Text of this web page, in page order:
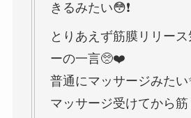
きるみたい😳❗️
とりあえず筋膜リリー
ーの一言🥺❤️
普通にマッサージみたい
マッサージ受けてから